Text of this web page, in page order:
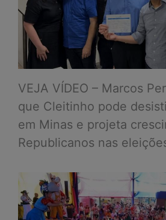
VEJA VÍDEO – Marcos
que Cleitinho pode
em Minas e projeta
Republicanos nas